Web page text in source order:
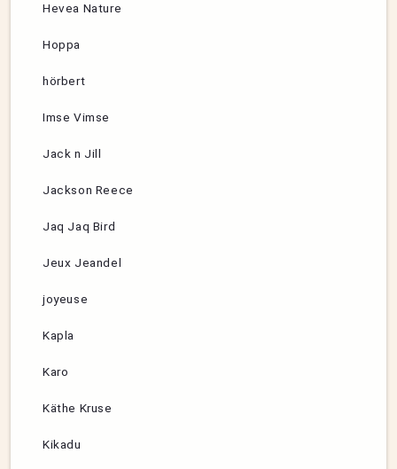
Hevea Nature
Hoppa
hörbert
Imse Vimse
Jack n Jill
Jackson Reece
Jaq Jaq Bird
Jeux Jeandel
joyeuse
Kapla
Karo
Käthe Kruse
Kikadu